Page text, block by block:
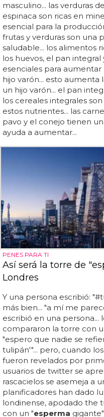
masculino... las verduras
espinaca son ricas en
esencial para la
frutas y verduras son una
saludable... los alimentos
los huevos, el pan
esenciales para
hijo varón... esto
un hijo varón... el pan
los cereales integrales
estos nutrientes... las
pavo y el conejo tienen
ayuda a aumentar...
PENES PARA TI
Así será la torre de
Londres
Y una persona escribió:
más bien... "a mí me
escribió en una persona...
compararon la torre con
"espero que nadie se
tulipán'"... pero, cuando
fueron revelados por
usuarios de twitter se
rascacielos se asemeja a
planificadores han dado
londinense, apodado the
con un "esperma